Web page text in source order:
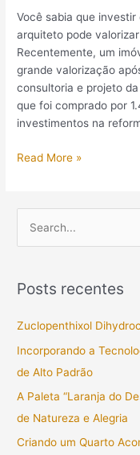
Você sabia que
arquiteto pode
Recentemente, um
grande valorização
consultoria e projeto
que foi comprado por
investimentos na
retorno
sobre
investimento
Read More »
q
r
p
o
Posts recentes
Zuclopenthixol
Incorporando a
de Alto Padrão
A Paleta “Laranja do
de Natureza e Alegria
Criando um Quarto